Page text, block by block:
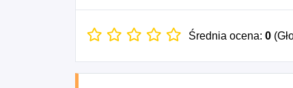
Średnia ocena: 0